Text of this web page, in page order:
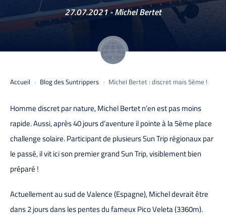
27.07.2021 -Michel Bertet
Accueil Blog des Suntrippers Michel Bertet : discret mais 5ème !
Homme discret par nature, Michel Bertet n’en est pas moins
rapide. Aussi, après 40 jours d’aventure il pointe à la 5ème place
challenge solaire. Participant de plusieurs Sun Trip régionaux par
le passé, il vit ici son premier grand Sun Trip, visiblement bien
préparé !
Actuellement au sud de Valence (Espagne), Michel devrait être
dans 2 jours dans les pentes du fameux Pico Veleta (3360m).